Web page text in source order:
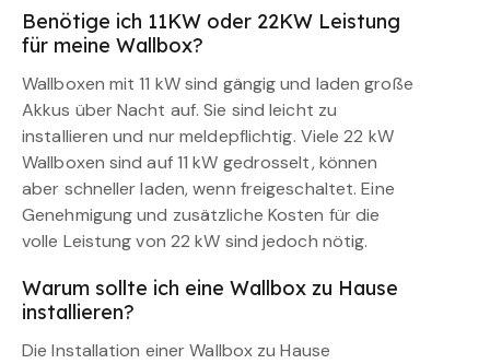
Benötige ich 11KW oder 22KW Leistung
für meine Wallbox?
Wallboxen mit 11 kW sind gängig und laden große
Akkus über Nacht auf. Sie sind leicht zu
installieren und nur meldepflichtig. Viele 22 kW
Wallboxen sind auf 11 kW gedrosselt, können
aber schneller laden, wenn freigeschaltet. Eine
Genehmigung und zusätzliche Kosten für die
volle Leistung von 22 kW sind jedoch nötig.
Warum sollte ich eine Wallbox zu Hause
installieren?
Die Installation einer Wallbox zu Hause